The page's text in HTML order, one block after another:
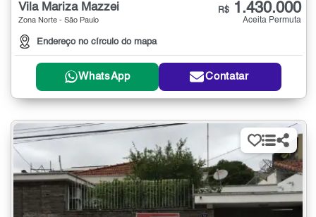
Vila Mariza Mazzei
Zona Norte - São Paulo
Endereço no círculo do mapa
R$ 1.430.000
Aceita Permuta
WhatsApp Contatar